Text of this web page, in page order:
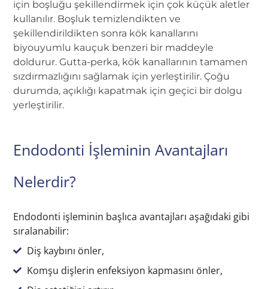
için boşluğu şekillendirmek için çok küçük aletler
kullanılır. Boşluk temizlendikten ve
şekillendirildikten sonra kök kanallarını
biyouyumlu kauçuk benzeri bir maddeyle
doldurur. Gutta-perka, kök kanallarının tamamen
sızdırmazlığını sağlamak için yerleştirilir. Çoğu
durumda, açıklığı kapatmak için geçici bir dolgu
yerleştirilir.
Endodonti İşleminin Avantajları
Nelerdir?
Endodonti işleminin başlıca avantajları aşağıdaki gibi
sıralanabilir:
Diş kaybını önler,
Komşu dişlerin enfeksiyon kapmasını önler,